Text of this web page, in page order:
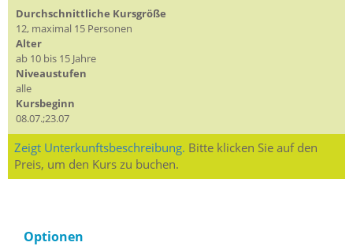
Durchschnittliche Kursgröße
12, maximal 15 Personen
Alter
ab 10 bis 15 Jahre
Niveaustufen
alle
Kursbeginn
08.07.;23.07
Zeigt Unterkunftsbeschreibung. Bitte klicken Sie auf den
Preis, um den Kurs zu buchen.
Optionen